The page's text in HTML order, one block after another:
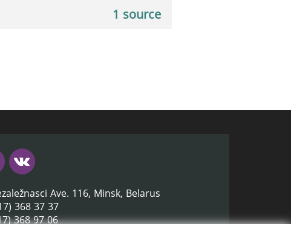
1 source
Ave. 116, Minsk, Belarus
368 37 37
368 97 06